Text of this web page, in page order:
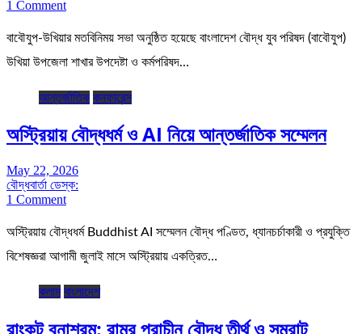
1 Comment
বাবৌযুপ-উখিয়ার মতবিনিময় সভা অনুষ্ঠিত হয়েছে বাংলাদেশ বৌদ্ধ যুব পরিষদ (বাবৌযুপ)
উখিয়া উপজেলা শাখার উপদেষ্টা ও কর্মপরিষদ…
আন্তর্জাতিক কনফারেন্স
অস্ট্রিয়ায় বৌদ্ধধর্ম ও AI নিয়ে আন্তর্জাতিক সম্মেলন
May 22, 2026
বৌদ্ধবার্তা ডেস্ক:
1 Comment
অস্ট্রিয়ায় বৌদ্ধধর্ম Buddhist AI সম্মেলন বৌদ্ধ পণ্ডিত, ধ্যানচর্চাকারী ও প্রযুক্তি
বিশেষজ্ঞরা আগামী জুলাই মাসে অস্ট্রিয়ায় একত্রিত…
কলাম বাংলাদেশ